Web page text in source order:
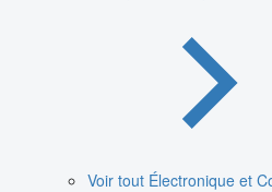
Voir tout Électronique et